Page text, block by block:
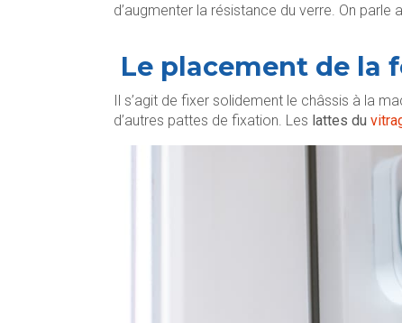
d’augmenter la résistance du verre. On parle
Le placement de la
Il s’agit de fixer solidement le châssis à la
d’autres pattes de fixation. Les lattes du